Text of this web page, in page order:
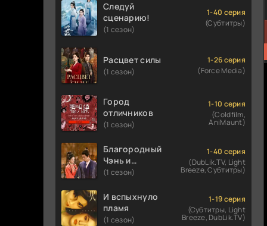
Следуй
сценарию!
(1 сезон)
1-40 серия
(Субтитры)
Расцвет силы
(1 сезон)
1-26 серия
(Force Media)
Город
отличников
(1 сезон)
1-10 серия
(Coldfilm,
AniMaunt)
Благородный
Чэнь и
прекрасная
(1 сезон)
1-40 серия
(DubLik.TV, Light
Breeze, Субтитры)
И вспыхнуло
пламя
(1 сезон)
1-19 серия
(Субтитры, Light
Breeze, DubLik.TV)